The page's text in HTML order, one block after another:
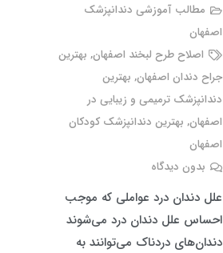
مطالب آموزشی دندانپزشک
اصفهان
اصلاح طرح لبخند اصفهان, بهترین
جراح دندان اصفهان, بهترین
دندانپزشک ترمیمی و زیبایی در
اصفهان, بهترین دندانپزشک کودکان
اصفهان
بدون دیدگاه
علل دندان درد عواملی که موجب
احساس علل دندان درد می‌شوند
دندان‌های دردناک می‌توانند به